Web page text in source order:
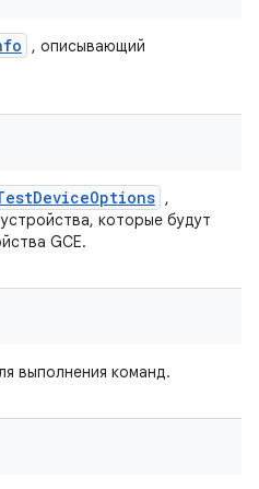
, описывающий
DeviceOptions ,
которые будут
GCE.
выполнения команд.